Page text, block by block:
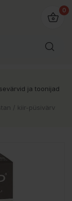
0
ja toonijad
/ kiir-püsivärv